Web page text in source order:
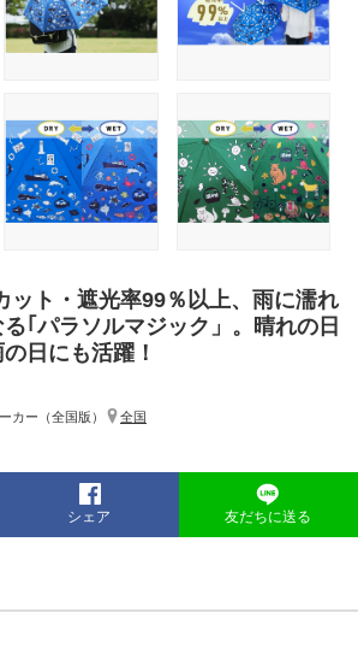
ット・遮光率99％以上、雨に濡れ
｢パラソルマジック」。晴れの日
日にも活躍！
カー（全国版） 全国
シェア 友だちに送る